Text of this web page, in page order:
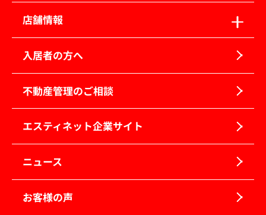
店舗情報
入居者の方へ
不動産管理のご相談
エスティネット企業サイト
ニュース
お客様の声